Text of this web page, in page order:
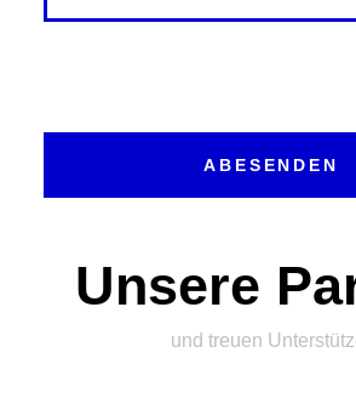
ABESENDEN
Unsere
und treuen